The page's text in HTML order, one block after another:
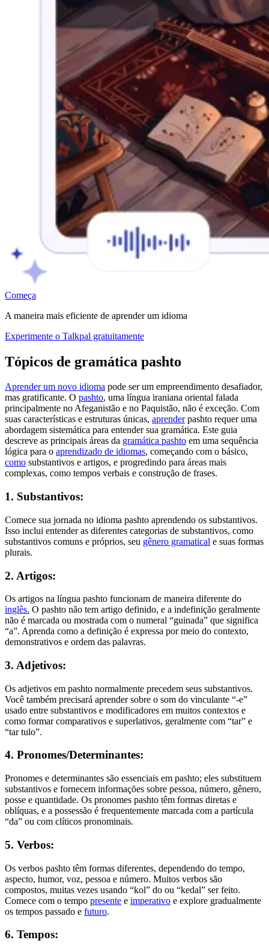
Começa
A maneira mais eficiente de aprender um idioma
Experimente o Talkpal gratuitamente
Tópicos de gramática pashto
Aprender um novo idioma pode ser um empreendimento desafiador,
mas gratificante. O pashto, uma língua iraniana oriental falada
principalmente no Afeganistão e no Paquistão, não é exceção. Com
suas características e estruturas únicas, aprenderpashto requer uma
abordagem sistemática para entender sua gramática. Este guia
descreve as principais áreas da gramática pashto em uma sequência
lógica para o aprendizado de idiomas, começando com o básico,
como substantivos e artigos, e progredindo para áreas mais
complexas, como tempos verbais e construção de frases.
1. Substantivos:
Comece sua jornada no idioma pashto aprendendo os substantivos.
Isso inclui entender as diferentes categorias de substantivos, como
substantivos comuns e próprios, seu gênero gramatical e suas formas
plurais.
2. Artigos:
Os artigos na língua pashto funcionam de maneira diferente do
inglês. O pashto não tem artigo definido, e a indefinição geralmente
não é marcada ou mostrada com o numeral “guinada” que significa
“a”. Aprenda como a definição é expressa por meio do contexto,
demonstrativos e ordem das palavras.
3. Adjetivos:
Os adjetivos em pashto normalmente precedem seus substantivos.
Você também precisará aprender sobre o som do vinculante “-e”
usado entre substantivos e modificadores em muitos contextos e
como formar comparativos e superlativos, geralmente com “tar” e
“tar tulo”.
4. Pronomes/Determinantes:
Pronomes e determinantes são essenciais em pashto; eles substituem
substantivos e fornecem informações sobre pessoa, número, gênero,
posse e quantidade. Os pronomes pashto têm formas diretas e
oblíquas, e a possessão é frequentemente marcada com a partícula
“da” ou com clíticos pronominais.
5. Verbos:
Os verbos pashto têm formas diferentes, dependendo do tempo,
aspecto, humor, voz, pessoa e número. Muitos verbos são
compostos, muitas vezes usando “kol” do ou “kedal” ser feito.
Comece com o tempo presente e imperativo e explore gradualmente
os tempos passado e futuro.
6. Tempos: